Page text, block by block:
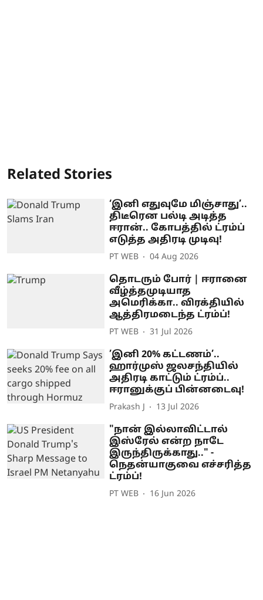
Related Stories
‘இனி எதுவுமே மிஞ்சாது’..
திடீரென பல்டி அடித்த
ஈரான்.. கோபத்தில் ட்ரம்ப்
எடுத்த அதிரடி முடிவு!
PT WEB 04 Aug 2026
தொடரும் போர் | ஈரானை
வீழ்த்தமுடியாத
அமெரிக்கா.. விரக்தியில்
ஆத்திரமடைந்த ட்ரம்ப்!
PT WEB 31 Jul 2026
’இனி 20% கட்டணம்’..
ஹார்முஸ் ஜலசந்தியில்
அதிரடி காட்டும் ட்ரம்ப்..
ஈரானுக்குப் பின்னடைவு!
Prakash J 13 Jul 2026
"நான் இல்லாவிட்டால்
இஸ்ரேல் என்ற நாடே
இருந்திருக்காது.." -
நெதன்யாகுவை எச்சரித்த
ட்ரம்ப்!
PT WEB 16 Jun 2026